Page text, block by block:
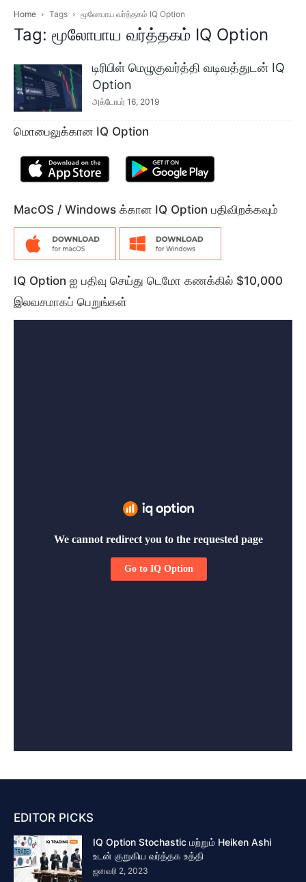
Home Tags மூலோபாய வர்த்தகம் IQ Option
Tag: மூலோபாய வர்த்தகம் IQ Option
டிரிபிள் மெழுகுவர்த்தி வடிவத்துடன் IQ
Option
அக்டோபர் 16, 2019
மொபைலுக்கான IQ Option
MacOS / Windows க்கான IQ Option பதிவிறக்கவும்
IQ Option ஐ பதிவு செய்து டெமோ கணக்கில் $10,000
இலவசமாகப் பெறுங்கள்
EDITOR PICKS
IQ Option Stochastic மற்றும் Heiken Ashi
உடன் குறுகிய வர்த்தக உத்தி
ஜனவரி 2, 2023